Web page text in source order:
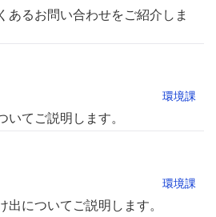
あるお問い合わせをご紹介しま
環境課
いてご説明します。
環境課
出についてご説明します。